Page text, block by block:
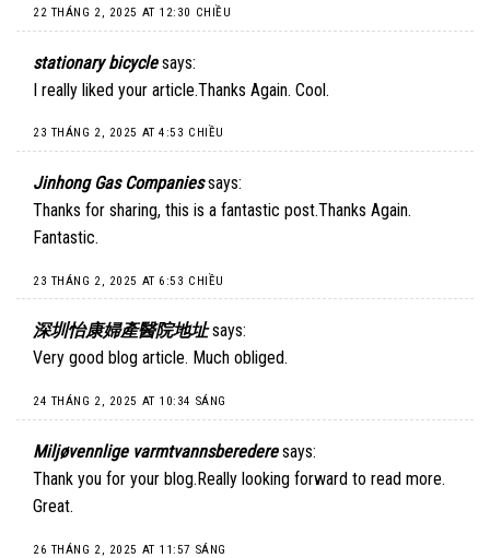
22 THÁNG 2, 2025 AT 12:30 CHIỀU
stationary bicycle says:
I really liked your article.Thanks Again. Cool.
23 THÁNG 2, 2025 AT 4:53 CHIỀU
Jinhong Gas Companies says:
Thanks for sharing, this is a fantastic post.Thanks Again.
Fantastic.
23 THÁNG 2, 2025 AT 6:53 CHIỀU
深圳怡康婦產醫院地址 says:
Very good blog article. Much obliged.
24 THÁNG 2, 2025 AT 10:34 SÁNG
Miljøvennlige varmtvannsberedere says:
Thank you for your blog.Really looking forward to read more.
Great.
26 THÁNG 2, 2025 AT 11:57 SÁNG